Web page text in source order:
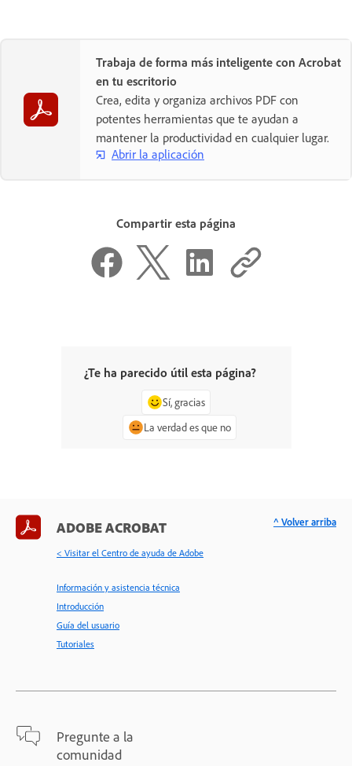
Trabaja de forma más inteligente con Acrobat
en tu escritorio
Crea, edita y organiza archivos PDF con
potentes herramientas que te ayudan a
mantener la productividad en cualquier lugar.
Abrir la aplicación
Compartir esta página
¿Te ha parecido útil esta página?
Sí, gracias
La verdad es que no
ADOBE ACROBAT
< Visitar el Centro de ayuda de Adobe
Información y asistencia técnica
Introducción
Guía del usuario
Tutoriales
Pregunte a la
comunidad
^ Volver arriba